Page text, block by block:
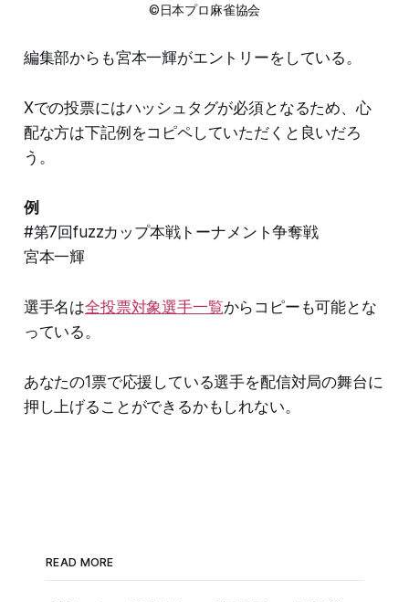
©日本プロ麻雀協会
編集部からも宮本一輝がエントリーをしている。
Xでの投票にはハッシュタグが必須となるため、心
配な方は下記例をコピペしていただくと良いだろ
う。
例
#第7回fuzzカップ本戦トーナメント争奪戦
宮本一輝
選手名は全投票対象選手一覧からコピーも可能とな
っている。
あなたの1票で応援している選手を配信対局の舞台に
押し上げることができるかもしれない。
READ MORE